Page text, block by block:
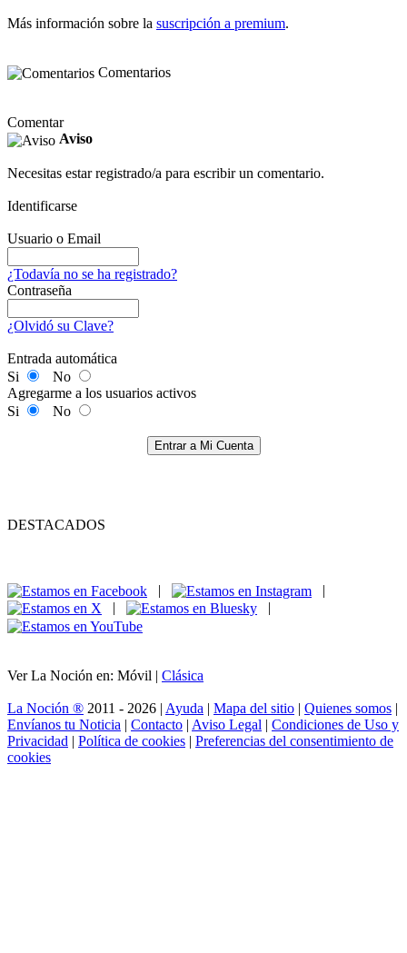
Más información sobre la suscripción a premium.
Comentarios
Comentar
Aviso
Necesitas estar registrado/a para escribir un comentario.
Identificarse
Usuario o Email
¿Todavía no se ha registrado?
Contraseña
¿Olvidó su Clave?
Entrada automática
Si
No
Agregarme a los usuarios activos
Si
No
Entrar a Mi Cuenta
DESTACADOS
|
|
|
|
Ver La Noción en: Móvil | Clásica
La Noción ® 2011 - 2026 | Ayuda | Mapa del sitio | Quienes somos |
Envíanos tu Noticia | Contacto | Aviso Legal | Condiciones de Uso y
Privacidad | Política de cookies | Preferencias del consentimiento de
cookies